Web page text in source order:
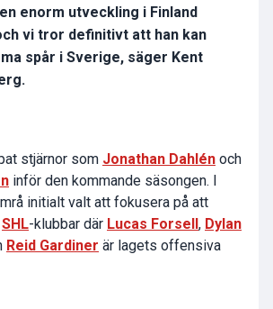
enorm utveckling i Finland
vi tror definitivt att han kan
spår i Sverige, säger Kent
stjärnor som Jonathan Dahlén och
inför den kommande säsongen. I
initialt valt att fokusera på att
SHL-klubbar där Lucas Forsell , Dylan
Reid Gardiner är lagets offensiva